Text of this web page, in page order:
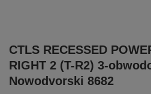
CTLS RECESSED
RIGHT 2 (T-R2) 3-
Nowodvorski 8682